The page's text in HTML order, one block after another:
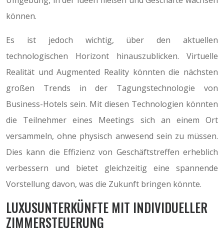
können.
Es ist jedoch wichtig, über den aktuellen
technologischen Horizont hinauszublicken. Virtuelle
Realität und Augmented Reality könnten die nächsten
großen Trends in der Tagungstechnologie von
Business-Hotels sein. Mit diesen Technologien könnten
die Teilnehmer eines Meetings sich an einem Ort
versammeln, ohne physisch anwesend sein zu müssen.
Dies kann die Effizienz von Geschäftstreffen erheblich
verbessern und bietet gleichzeitig eine spannende
Vorstellung davon, was die Zukunft bringen könnte.
LUXUSUNTERKÜNFTE MIT INDIVIDUELLER
ZIMMERSTEUERUNG